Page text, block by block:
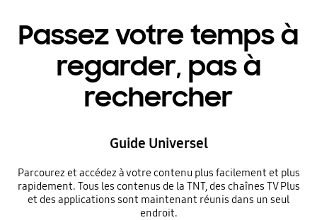
Passez votre temps à
regarder, pas à
rechercher
Guide Universel
Parcourez et accédez à votre contenu plus facilement et plus
rapidement. Tous les contenus de la TNT, des chaînes TV Plus
et des applications sont maintenant réunis dans un seul
endroit.